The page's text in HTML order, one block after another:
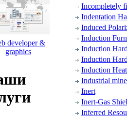
developer &
graphics
Incompletely
Indentation
Induced
Induction
Induction
Induction
Induction
Industrial
Inert
Inert-Gas
Inferred